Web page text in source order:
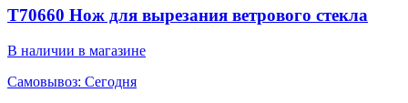
T70660 Нож для вырезания ветрового стекла
В наличии в магазине
Самовывоз: Сегодня